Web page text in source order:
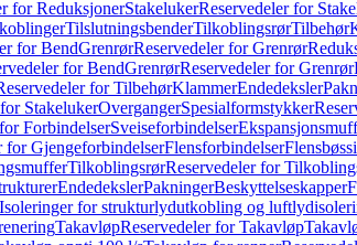
for ReduksjonerStakelukerReservedeler for
TilslutningsbenderTilkoblingsrørTilbehør
for BendGrenrørReservedeler for Grenrør
for BendGrenrørReservedeler for Grenrør
for TilbehørKlammerEndedeksler
StakelukerOvergangerSpesialformstykker
ForbindelserSveiseforbindelser
for GjengeforbindelserFlensforbindelser
TilkoblingsrørReservedeler for
EndedekslerPakningerBeskyttelseskapper
Isoleringer for strukturlydutkobling og
TakavløpReservedeler for Takavløp